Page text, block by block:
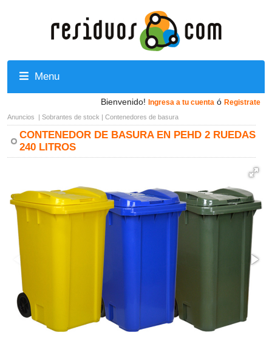
Menu
Bienvenido! Ingresa a tu cuenta ó Registrate
Anuncios | Sobrantes de stock | Contenedores de basura
CONTENEDOR DE BASURA EN PEHD 2 RUEDAS
240 LITROS